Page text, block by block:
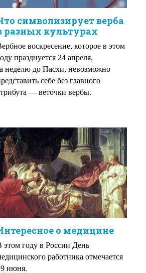
символизирует верба
разных культурах
воскресение, которое в этом
празднуется 24 апреля,
неделю до Пасхи, невозможно
себе без главного
— веточки вербы.
о медицине
этом году в России День
работника отмечается
июня.